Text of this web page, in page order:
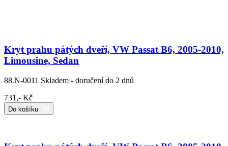
Kryt prahu pátých dveří, VW Passat B6, 2005-2010,
Limousine, Sedan
88.N-0011 Skladem - doručení do 2 dnů
731,- Kč
Do košíku